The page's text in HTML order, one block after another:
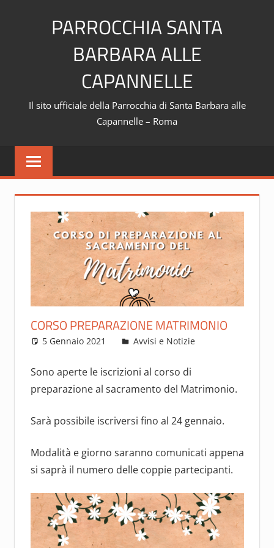
PARROCCHIA SANTA
BARBARA ALLE
CAPANNELLE
Il sito ufficiale della Parrocchia di Santa Barbara alle
Capannelle – Roma
CORSO PREPARAZIONE MATRIMONIO
5 Gennaio 2021 Francesca Rosi
Avvisi e Notizie
Sono aperte le iscrizioni al corso di
preparazione al sacramento del Matrimonio.
Sarà possibile iscriversi fino al 24 gennaio.
Modalità e giorno saranno comunicati appena
si saprà il numero delle coppie partecipanti.